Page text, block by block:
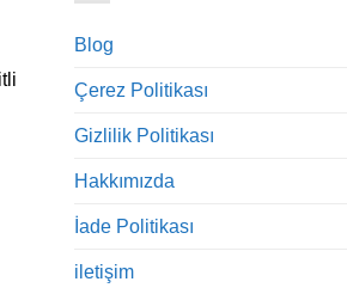
Blog
Çerez Politikası
Gizlilik Politikası
Hakkımızda
İade Politikası
iletişim